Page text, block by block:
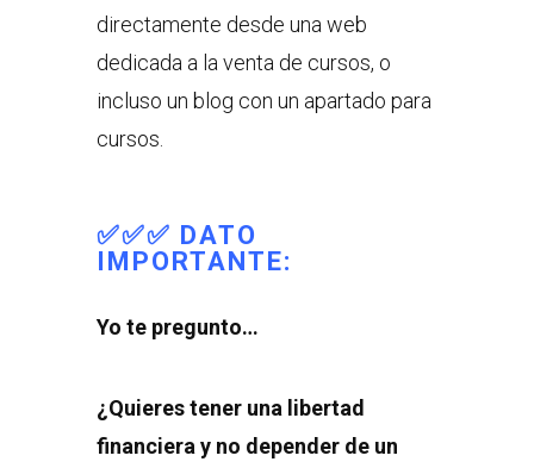
directamente desde una web
dedicada a la venta de cursos, o
incluso un blog con un apartado para
cursos.
✅✅✅ DATO
IMPORTANTE:
Yo te pregunto…
¿Quieres tener una libertad
financiera y no depender de un